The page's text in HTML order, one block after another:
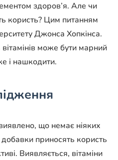
здоров’я. Але чи
користь? Цим питанням
Джонса Хопкінса.
може бути марний
і нашкодити.
що немає ніяких
добавки приносять користь
Виявляється, вітаміни